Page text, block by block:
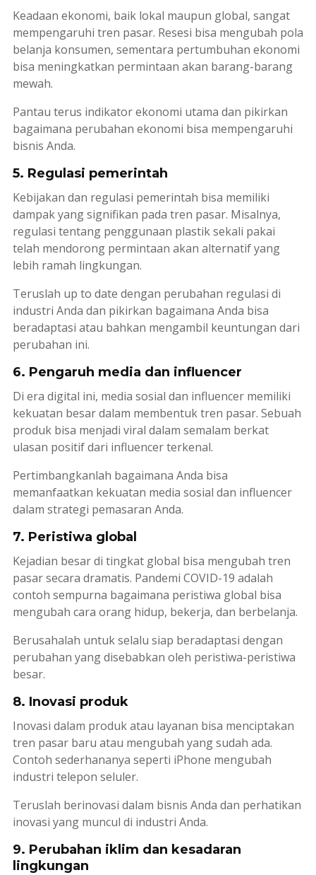
Keadaan ekonomi, baik lokal maupun global, sangat
mempengaruhi tren pasar. Resesi bisa mengubah pola
belanja konsumen, sementara pertumbuhan ekonomi
bisa meningkatkan permintaan akan barang-barang
mewah.
Pantau terus indikator ekonomi utama dan pikirkan
bagaimana perubahan ekonomi bisa mempengaruhi
bisnis Anda.
5. Regulasi pemerintah
Kebijakan dan regulasi pemerintah bisa memiliki
dampak yang signifikan pada tren pasar. Misalnya,
regulasi tentang penggunaan plastik sekali pakai
telah mendorong permintaan akan alternatif yang
lebih ramah lingkungan.
Teruslah up to date dengan perubahan regulasi di
industri Anda dan pikirkan bagaimana Anda bisa
beradaptasi atau bahkan mengambil keuntungan dari
perubahan ini.
6. Pengaruh media dan influencer
Di era digital ini, media sosial dan influencer memiliki
kekuatan besar dalam membentuk tren pasar. Sebuah
produk bisa menjadi viral dalam semalam berkat
ulasan positif dari influencerterkenal.
Pertimbangkanlah bagaimana Anda bisa
memanfaatkan kekuatan media sosial dan influencer
dalam strategi pemasaran Anda.
7. Peristiwa global
Kejadian besar di tingkat global bisa mengubah tren
pasar secara dramatis. Pandemi COVID-19 adalah
contoh sempurna bagaimana peristiwa global bisa
mengubah cara orang hidup, bekerja, dan berbelanja.
Berusahalah untuk selalu siap beradaptasi dengan
perubahan yang disebabkan oleh peristiwa-peristiwa
besar.
8. Inovasi produk
Inovasi dalam produk atau layanan bisa menciptakan
tren pasar baru atau mengubah yang sudah ada.
Contoh sederhananya seperti iPhone mengubah
industri telepon seluler.
Teruslah berinovasi dalam bisnis Anda dan perhatikan
inovasi yang muncul di industri Anda.
9. Perubahan iklim dan kesadaran
lingkungan